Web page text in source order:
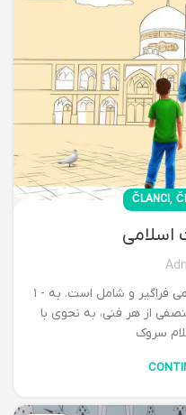
ČLANCI,
اسلامی
۱ - مقدمه دین مقدس اسلام دارای نظامی فراگیر و شامل است. به
از هر فنی، به نحوی با